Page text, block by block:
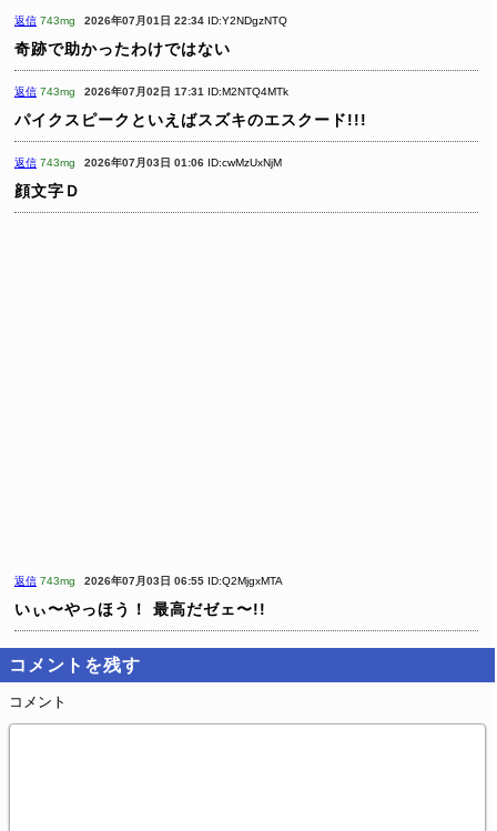
返信 743mg 2026年07月01日 22:34 ID:Y2NDgzNTQ
奇跡で助かったわけではない
返信 743mg 2026年07月02日 17:31 ID:M2NTQ4MTk
パイクスピークといえばスズキのエスクード!!!
返信 743mg 2026年07月03日 01:06 ID:cwMzUxNjM
顔文字Ｄ
返信 743mg 2026年07月03日 06:55 ID:Q2MjgxMTA
いぃ〜やっほう！ 最高だゼェ〜!!
コメントを残す
コメント